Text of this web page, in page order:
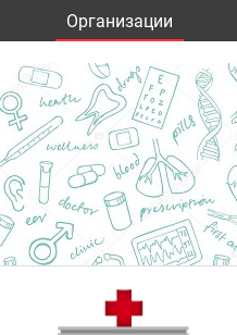
Организации